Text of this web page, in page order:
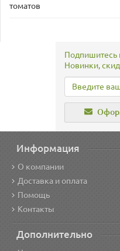
томатов
Подпишитесь
Новинки,
Информация
О компании
Доставка и оплата
Помощь
Контакты
Дополнительно